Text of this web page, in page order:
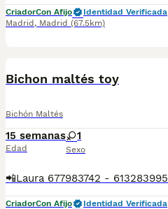
CriadorCon Afijo
Identidad Verificada
Madrid , Madrid (67.5km)
Bichon maltés toy
Bichón Maltés
15 semanas
Edad
1
Sexo
CriadorCon Afijo
Identidad Verificada